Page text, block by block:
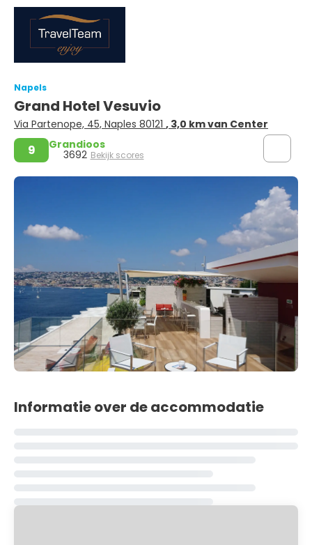
Napels
Grand Hotel Vesuvio
Via Partenope, 45, Naples 80121 , 3,0 km van Center
9 Grandioos
3692 Bekijk scores
Informatie over de accommodatie